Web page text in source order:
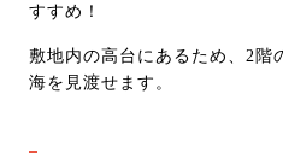
すすめ！
敷地内の高台にあるため、2階
海を見渡せます。